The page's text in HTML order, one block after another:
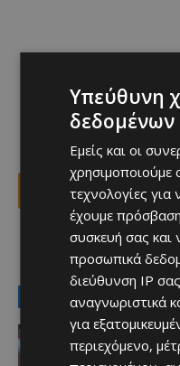
Facebook
ΕΡΥΘΡΟΣ
LATEST NEWS
Ο
Υπεύθυνη
δεδομένων
Εμείς και οι
χρησιμοποιούμε
τεχνολογίες
έχουμε
συσκευή σας και
προσωπικά
διεύθυνση IP
αναγνωριστικά
για
περιεχόμενο,